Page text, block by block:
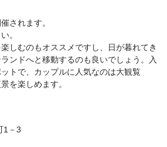
されます。
。
しむのもオススメですし、日が暮れてき
ンドへと移動するのも良いでしょう。入
トで、カップルに人気なのは大観覧
を楽しめます。
1－3